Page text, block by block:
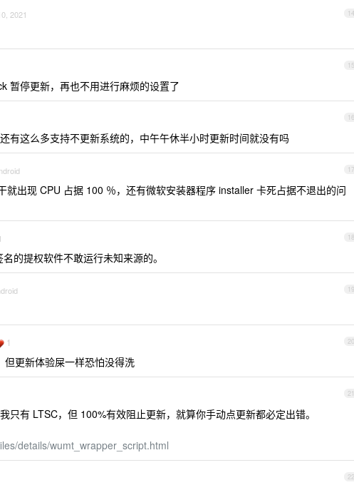
14
2021
15
暂停更新，再也不用进行麻烦的设置了
16
有这么多支持不更新系统的，中午午休半小时更新时间就没有吗
17
就出现 CPU 占据 100 ％，还有微软安装器程序 installer 卡死占据不退出的问
18
的提权软件不敢运行未知来源的。
19
20
1
更新体验屎一样恐怕没得洗
21
只有 LTSC，但 100%有效阻止更新，就算你手动点更新都必定出错。
details/wumt_wrapper_script.html
22